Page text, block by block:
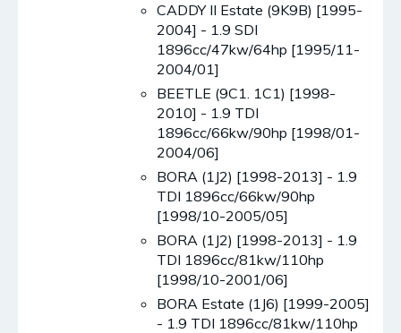
CADDY II Estate (9K9B) [1995-
2004] - 1.9 SDI
1896cc/47kw/64hp [1995/11-
2004/01]
BEETLE (9C1. 1C1) [1998-
2010] - 1.9 TDI
1896cc/66kw/90hp [1998/01-
2004/06]
BORA (1J2) [1998-2013] - 1.9
TDI 1896cc/66kw/90hp
[1998/10-2005/05]
BORA (1J2) [1998-2013] - 1.9
TDI 1896cc/81kw/110hp
[1998/10-2001/06]
BORA Estate (1J6) [1999-2005]
- 1.9 TDI 1896cc/81kw/110hp